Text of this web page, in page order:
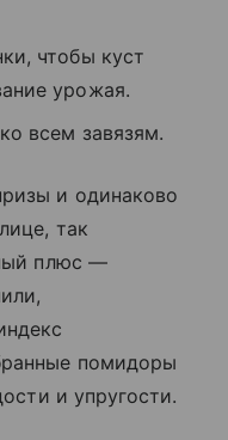
чтобы куст
урожая.
всем завязям.
и одинаково
так
плюс —
помидоры
и упругости.